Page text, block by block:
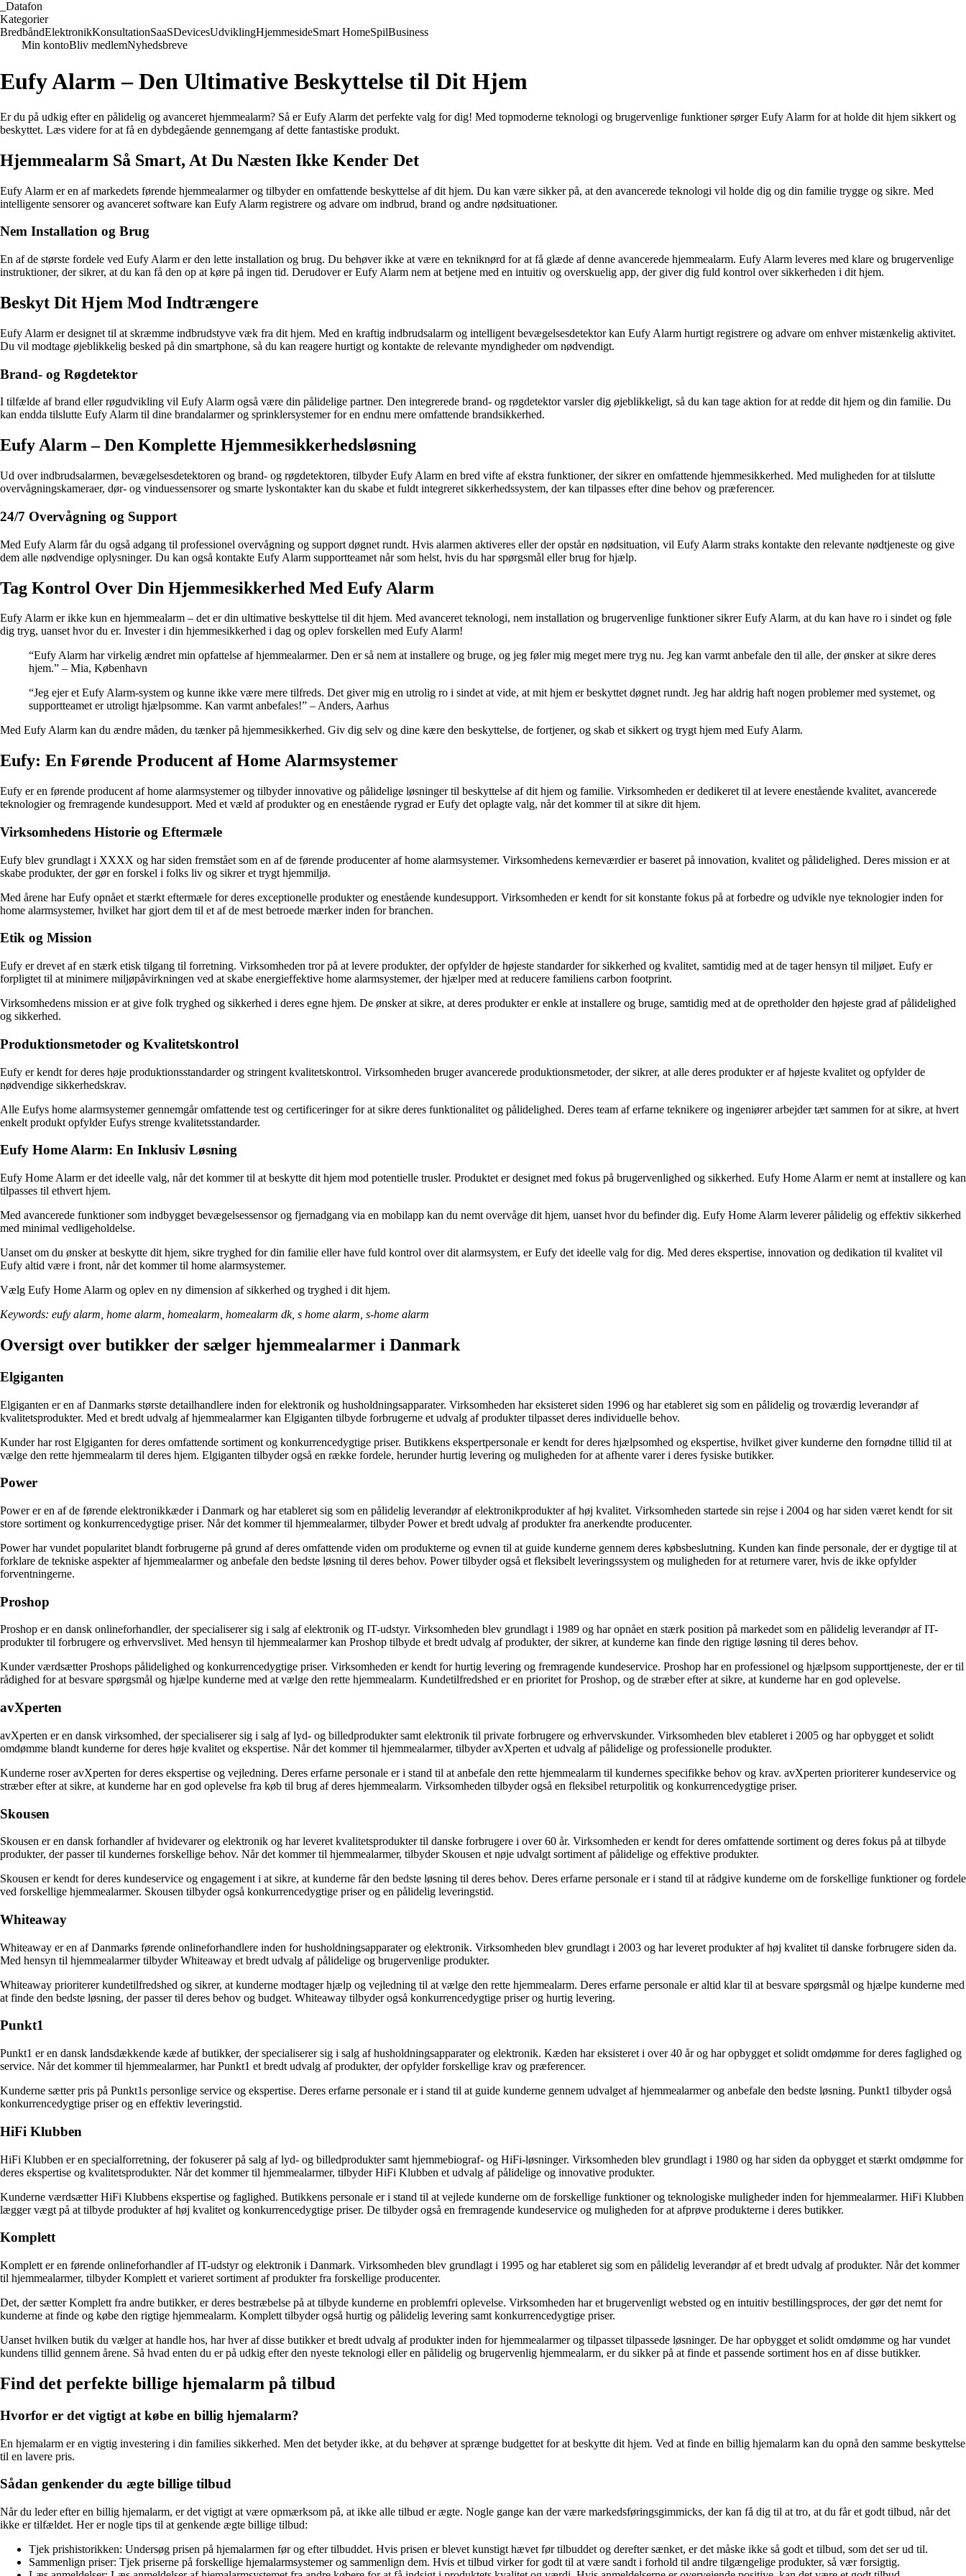
Datafon
Kategorier
BredbåndElektronikKonsultationSaaSDevicesUdviklingHjemmesideSmart HomeSpilBusiness
Min kontoBliv medlemNyhedsbreve
Eufy Alarm – Den Ultimative Beskyttelse til Dit Hjem
Er du på udkig efter en pålidelig og avanceret hjemmealarm? Så er Eufy Alarm det perfekte valg for dig! Med topmoderne teknologi og brugervenlige funktioner sørger Eufy Alarm for at holde dit hjem sikkert og
beskyttet. Læs videre for at få en dybdegående gennemgang af dette fantastiske produkt.
Hjemmealarm Så Smart, At Du Næsten Ikke Kender Det
Eufy Alarm er en af markedets førende hjemmealarmer og tilbyder en omfattende beskyttelse af dit hjem. Du kan være sikker på, at den avancerede teknologi vil holde dig og din familie trygge og sikre. Med
intelligente sensorer og avanceret software kan Eufy Alarm registrere og advare om indbrud, brand og andre nødsituationer.
Nem Installation og Brug
En af de største fordele ved Eufy Alarm er den lette installation og brug. Du behøver ikke at være en tekniknørd for at få glæde af denne avancerede hjemmealarm. Eufy Alarm leveres med klare og brugervenlige
instruktioner, der sikrer, at du kan få den op at køre på ingen tid. Derudover er Eufy Alarm nem at betjene med en intuitiv og overskuelig app, der giver dig fuld kontrol over sikkerheden i dit hjem.
Beskyt Dit Hjem Mod Indtrængere
Eufy Alarm er designet til at skræmme indbrudstyve væk fra dit hjem. Med en kraftig indbrudsalarm og intelligent bevægelsesdetektor kan Eufy Alarm hurtigt registrere og advare om enhver mistænkelig aktivitet.
Du vil modtage øjeblikkelig besked på din smartphone, så du kan reagere hurtigt og kontakte de relevante myndigheder om nødvendigt.
Brand- og Røgdetektor
I tilfælde af brand eller røgudvikling vil Eufy Alarm også være din pålidelige partner. Den integrerede brand- og røgdetektor varsler dig øjeblikkeligt, så du kan tage aktion for at redde dit hjem og din familie. Du
kan endda tilslutte Eufy Alarm til dine brandalarmer og sprinklersystemer for en endnu mere omfattende brandsikkerhed.
Eufy Alarm – Den Komplette Hjemmesikkerhedsløsning
Ud over indbrudsalarmen, bevægelsesdetektoren og brand- og røgdetektoren, tilbyder Eufy Alarm en bred vifte af ekstra funktioner, der sikrer en omfattende hjemmesikkerhed. Med muligheden for at tilslutte
overvågningskameraer, dør- og vinduessensorer og smarte lyskontakter kan du skabe et fuldt integreret sikkerhedssystem, der kan tilpasses efter dine behov og præferencer.
24/7 Overvågning og Support
Med Eufy Alarm får du også adgang til professionel overvågning og support døgnet rundt. Hvis alarmen aktiveres eller der opstår en nødsituation, vil Eufy Alarm straks kontakte den relevante nødtjeneste og give
dem alle nødvendige oplysninger. Du kan også kontakte Eufy Alarm supportteamet når som helst, hvis du har spørgsmål eller brug for hjælp.
Tag Kontrol Over Din Hjemmesikkerhed Med Eufy Alarm
Eufy Alarm er ikke kun en hjemmealarm – det er din ultimative beskyttelse til dit hjem. Med avanceret teknologi, nem installation og brugervenlige funktioner sikrer Eufy Alarm, at du kan have ro i sindet og føle
dig tryg, uanset hvor du er. Invester i din hjemmesikkerhed i dag og oplev forskellen med Eufy Alarm!
“Eufy Alarm har virkelig ændret min opfattelse af hjemmealarmer. Den er så nem at installere og bruge, og jeg føler mig meget mere tryg nu. Jeg kan varmt anbefale den til alle, der ønsker at sikre deres
hjem.” – Mia, København
“Jeg ejer et Eufy Alarm-system og kunne ikke være mere tilfreds. Det giver mig en utrolig ro i sindet at vide, at mit hjem er beskyttet døgnet rundt. Jeg har aldrig haft nogen problemer med systemet, og
supportteamet er utroligt hjælpsomme. Kan varmt anbefales!” – Anders, Aarhus
Med Eufy Alarm kan du ændre måden, du tænker på hjemmesikkerhed. Giv dig selv og dine kære den beskyttelse, de fortjener, og skab et sikkert og trygt hjem med Eufy Alarm.
Eufy: En Førende Producent af Home Alarmsystemer
Eufy er en førende producent af home alarmsystemer og tilbyder innovative og pålidelige løsninger til beskyttelse af dit hjem og familie. Virksomheden er dedikeret til at levere enestående kvalitet, avancerede
teknologier og fremragende kundesupport. Med et væld af produkter og en enestående rygrad er Eufy det oplagte valg, når det kommer til at sikre dit hjem.
Virksomhedens Historie og Eftermæle
Eufy blev grundlagt i XXXX og har siden fremstået som en af de førende producenter af home alarmsystemer. Virksomhedens kerneværdier er baseret på innovation, kvalitet og pålidelighed. Deres mission er at
skabe produkter, der gør en forskel i folks liv og sikrer et trygt hjemmiljø.
Med årene har Eufy opnået et stærkt eftermæle for deres exceptionelle produkter og enestående kundesupport. Virksomheden er kendt for sit konstante fokus på at forbedre og udvikle nye teknologier inden for
home alarmsystemer, hvilket har gjort dem til et af de mest betroede mærker inden for branchen.
Etik og Mission
Eufy er drevet af en stærk etisk tilgang til forretning. Virksomheden tror på at levere produkter, der opfylder de højeste standarder for sikkerhed og kvalitet, samtidig med at de tager hensyn til miljøet. Eufy er
forpligtet til at minimere miljøpåvirkningen ved at skabe energieffektive home alarmsystemer, der hjælper med at reducere familiens carbon footprint.
Virksomhedens mission er at give folk tryghed og sikkerhed i deres egne hjem. De ønsker at sikre, at deres produkter er enkle at installere og bruge, samtidig med at de opretholder den højeste grad af pålidelighed
og sikkerhed.
Produktionsmetoder og Kvalitetskontrol
Eufy er kendt for deres høje produktionsstandarder og stringent kvalitetskontrol. Virksomheden bruger avancerede produktionsmetoder, der sikrer, at alle deres produkter er af højeste kvalitet og opfylder de
nødvendige sikkerhedskrav.
Alle Eufys home alarmsystemer gennemgår omfattende test og certificeringer for at sikre deres funktionalitet og pålidelighed. Deres team af erfarne teknikere og ingeniører arbejder tæt sammen for at sikre, at hvert
enkelt produkt opfylder Eufys strenge kvalitetsstandarder.
Eufy Home Alarm: En Inklusiv Løsning
Eufy Home Alarm er det ideelle valg, når det kommer til at beskytte dit hjem mod potentielle trusler. Produktet er designet med fokus på brugervenlighed og sikkerhed. Eufy Home Alarm er nemt at installere og kan
tilpasses til ethvert hjem.
Med avancerede funktioner som indbygget bevægelsessensor og fjernadgang via en mobilapp kan du nemt overvåge dit hjem, uanset hvor du befinder dig. Eufy Home Alarm leverer pålidelig og effektiv sikkerhed
med minimal vedligeholdelse.
Uanset om du ønsker at beskytte dit hjem, sikre tryghed for din familie eller have fuld kontrol over dit alarmsystem, er Eufy det ideelle valg for dig. Med deres ekspertise, innovation og dedikation til kvalitet vil
Eufy altid være i front, når det kommer til home alarmsystemer.
Vælg Eufy Home Alarm og oplev en ny dimension af sikkerhed og tryghed i dit hjem.
Keywords: eufy alarm, home alarm, homealarm, homealarm dk, s home alarm, s-home alarm
Oversigt over butikker der sælger hjemmealarmer i Danmark
Elgiganten
Elgiganten er en af Danmarks største detailhandlere inden for elektronik og husholdningsapparater. Virksomheden har eksisteret siden 1996 og har etableret sig som en pålidelig og troværdig leverandør af
kvalitetsprodukter. Med et bredt udvalg af hjemmealarmer kan Elgiganten tilbyde forbrugerne et udvalg af produkter tilpasset deres individuelle behov.
Kunder har rost Elgiganten for deres omfattende sortiment og konkurrencedygtige priser. Butikkens ekspertpersonale er kendt for deres hjælpsomhed og ekspertise, hvilket giver kunderne den fornødne tillid til at
vælge den rette hjemmealarm til deres hjem. Elgiganten tilbyder også en række fordele, herunder hurtig levering og muligheden for at afhente varer i deres fysiske butikker.
Power
Power er en af de førende elektronikkæder i Danmark og har etableret sig som en pålidelig leverandør af elektronikprodukter af høj kvalitet. Virksomheden startede sin rejse i 2004 og har siden været kendt for sit
store sortiment og konkurrencedygtige priser. Når det kommer til hjemmealarmer, tilbyder Power et bredt udvalg af produkter fra anerkendte producenter.
Power har vundet popularitet blandt forbrugerne på grund af deres omfattende viden om produkterne og evnen til at guide kunderne gennem deres købsbeslutning. Kunden kan finde personale, der er dygtige til at
forklare de tekniske aspekter af hjemmealarmer og anbefale den bedste løsning til deres behov. Power tilbyder også et fleksibelt leveringssystem og muligheden for at returnere varer, hvis de ikke opfylder
forventningerne.
Proshop
Proshop er en dansk onlineforhandler, der specialiserer sig i salg af elektronik og IT-udstyr. Virksomheden blev grundlagt i 1989 og har opnået en stærk position på markedet som en pålidelig leverandør af IT-
produkter til forbrugere og erhvervslivet. Med hensyn til hjemmealarmer kan Proshop tilbyde et bredt udvalg af produkter, der sikrer, at kunderne kan finde den rigtige løsning til deres behov.
Kunder værdsætter Proshops pålidelighed og konkurrencedygtige priser. Virksomheden er kendt for hurtig levering og fremragende kundeservice. Proshop har en professionel og hjælpsom supporttjeneste, der er til
rådighed for at besvare spørgsmål og hjælpe kunderne med at vælge den rette hjemmealarm. Kundetilfredshed er en prioritet for Proshop, og de stræber efter at sikre, at kunderne har en god oplevelse.
avXperten
avXperten er en dansk virksomhed, der specialiserer sig i salg af lyd- og billedprodukter samt elektronik til private forbrugere og erhvervskunder. Virksomheden blev etableret i 2005 og har opbygget et solidt
omdømme blandt kunderne for deres høje kvalitet og ekspertise. Når det kommer til hjemmealarmer, tilbyder avXperten et udvalg af pålidelige og professionelle produkter.
Kunderne roser avXperten for deres ekspertise og vejledning. Deres erfarne personale er i stand til at anbefale den rette hjemmealarm til kundernes specifikke behov og krav. avXperten prioriterer kundeservice og
stræber efter at sikre, at kunderne har en god oplevelse fra køb til brug af deres hjemmealarm. Virksomheden tilbyder også en fleksibel returpolitik og konkurrencedygtige priser.
Skousen
Skousen er en dansk forhandler af hvidevarer og elektronik og har leveret kvalitetsprodukter til danske forbrugere i over 60 år. Virksomheden er kendt for deres omfattende sortiment og deres fokus på at tilbyde
produkter, der passer til kundernes forskellige behov. Når det kommer til hjemmealarmer, tilbyder Skousen et nøje udvalgt sortiment af pålidelige og effektive produkter.
Skousen er kendt for deres kundeservice og engagement i at sikre, at kunderne får den bedste løsning til deres behov. Deres erfarne personale er i stand til at rådgive kunderne om de forskellige funktioner og fordele
ved forskellige hjemmealarmer. Skousen tilbyder også konkurrencedygtige priser og en pålidelig leveringstid.
Whiteaway
Whiteaway er en af Danmarks førende onlineforhandlere inden for husholdningsapparater og elektronik. Virksomheden blev grundlagt i 2003 og har leveret produkter af høj kvalitet til danske forbrugere siden da.
Med hensyn til hjemmealarmer tilbyder Whiteaway et bredt udvalg af pålidelige og brugervenlige produkter.
Whiteaway prioriterer kundetilfredshed og sikrer, at kunderne modtager hjælp og vejledning til at vælge den rette hjemmealarm. Deres erfarne personale er altid klar til at besvare spørgsmål og hjælpe kunderne med
at finde den bedste løsning, der passer til deres behov og budget. Whiteaway tilbyder også konkurrencedygtige priser og hurtig levering.
Punkt1
Punkt1 er en dansk landsdækkende kæde af butikker, der specialiserer sig i salg af husholdningsapparater og elektronik. Kæden har eksisteret i over 40 år og har opbygget et solidt omdømme for deres faglighed og
service. Når det kommer til hjemmealarmer, har Punkt1 et bredt udvalg af produkter, der opfylder forskellige krav og præferencer.
Kunderne sætter pris på Punkt1s personlige service og ekspertise. Deres erfarne personale er i stand til at guide kunderne gennem udvalget af hjemmealarmer og anbefale den bedste løsning. Punkt1 tilbyder også
konkurrencedygtige priser og en effektiv leveringstid.
HiFi Klubben
HiFi Klubben er en specialforretning, der fokuserer på salg af lyd- og billedprodukter samt hjemmebiograf- og HiFi-løsninger. Virksomheden blev grundlagt i 1980 og har siden da opbygget et stærkt omdømme for
deres ekspertise og kvalitetsprodukter. Når det kommer til hjemmealarmer, tilbyder HiFi Klubben et udvalg af pålidelige og innovative produkter.
Kunderne værdsætter HiFi Klubbens ekspertise og faglighed. Butikkens personale er i stand til at vejlede kunderne om de forskellige funktioner og teknologiske muligheder inden for hjemmealarmer. HiFi Klubben
lægger vægt på at tilbyde produkter af høj kvalitet og konkurrencedygtige priser. De tilbyder også en fremragende kundeservice og muligheden for at afprøve produkterne i deres butikker.
Komplett
Komplett er en førende onlineforhandler af IT-udstyr og elektronik i Danmark. Virksomheden blev grundlagt i 1995 og har etableret sig som en pålidelig leverandør af et bredt udvalg af produkter. Når det kommer
til hjemmealarmer, tilbyder Komplett et varieret sortiment af produkter fra forskellige producenter.
Det, der sætter Komplett fra andre butikker, er deres bestræbelse på at tilbyde kunderne en problemfri oplevelse. Virksomheden har et brugervenligt websted og en intuitiv bestillingsproces, der gør det nemt for
kunderne at finde og købe den rigtige hjemmealarm. Komplett tilbyder også hurtig og pålidelig levering samt konkurrencedygtige priser.
Uanset hvilken butik du vælger at handle hos, har hver af disse butikker et bredt udvalg af produkter inden for hjemmealarmer og tilpasset tilpassede løsninger. De har opbygget et solidt omdømme og har vundet
kundens tillid gennem årene. Så hvad enten du er på udkig efter den nyeste teknologi eller en pålidelig og brugervenlig hjemmealarm, er du sikker på at finde et passende sortiment hos en af ​​disse butikker.
Find det perfekte billige hjemalarm på tilbud
Hvorfor er det vigtigt at købe en billig hjemalarm?
En hjemalarm er en vigtig investering i din families sikkerhed. Men det betyder ikke, at du behøver at sprænge budgettet for at beskytte dit hjem. Ved at finde en billig hjemalarm kan du opnå den samme beskyttelse
til en lavere pris.
Sådan genkender du ægte billige tilbud
Når du leder efter en billig hjemalarm, er det vigtigt at være opmærksom på, at ikke alle tilbud er ægte. Nogle gange kan der være markedsføringsgimmicks, der kan få dig til at tro, at du får et godt tilbud, når det
ikke er tilfældet. Her er nogle tips til at genkende ægte billige tilbud:
Tjek prishistorikken: Undersøg prisen på hjemalarmen før og efter tilbuddet. Hvis prisen er blevet kunstigt hævet før tilbuddet og derefter sænket, er det måske ikke så godt et tilbud, som det ser ud til.
Sammenlign priser: Tjek priserne på forskellige hjemalarmsystemer og sammenlign dem. Hvis et tilbud virker for godt til at være sandt i forhold til andre tilgængelige produkter, så vær forsigtig.